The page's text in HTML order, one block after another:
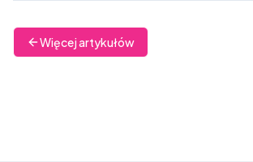
Więcej artykułów